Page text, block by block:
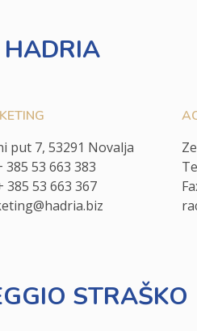
HADRIA
put 7, 53291 Novalja
385 53 663 383
385 53 663 367
STRAŠKO